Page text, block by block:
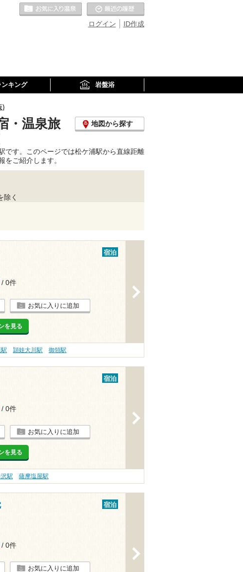
ID作成
ログイン
お気に入りの温泉
ンキング 岩盤浴
)
・温泉旅
地図から探す
です。このページでは松ケ浦駅から直線距離
ご紹介します。
除く
宿泊
/ 0件
お気に入りに追加
を見る
頴娃大川駅 御領駅
宿泊
/ 0件
お気に入りに追加
を見る
駅 薩摩塩屋駅
宿泊
/ 0件
お気に入りに追加